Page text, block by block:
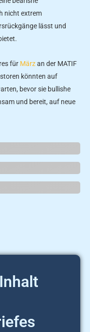
nicht extrem
lässt und
für Märzan der MATIF
könnten auf
bevor sie bullishe
und bereit, auf neue